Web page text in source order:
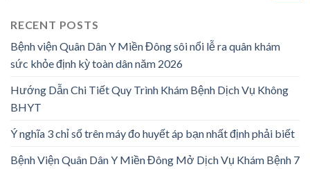
RECENT POSTS
Bệnh viện Quân Dân Y Miền Đông sôi nổi lễ ra quân khám
sức khỏe định kỳ toàn dân năm 2026
Hướng Dẫn Chi Tiết Quy Trình Khám Bệnh Dịch Vụ Không
BHYT
Ý nghĩa 3 chỉ số trên máy đo huyết áp bạn nhất định phải biết
Bệnh Viện Quân Dân Y Miền Đông Mở Dịch Vụ Khám Bệnh 7